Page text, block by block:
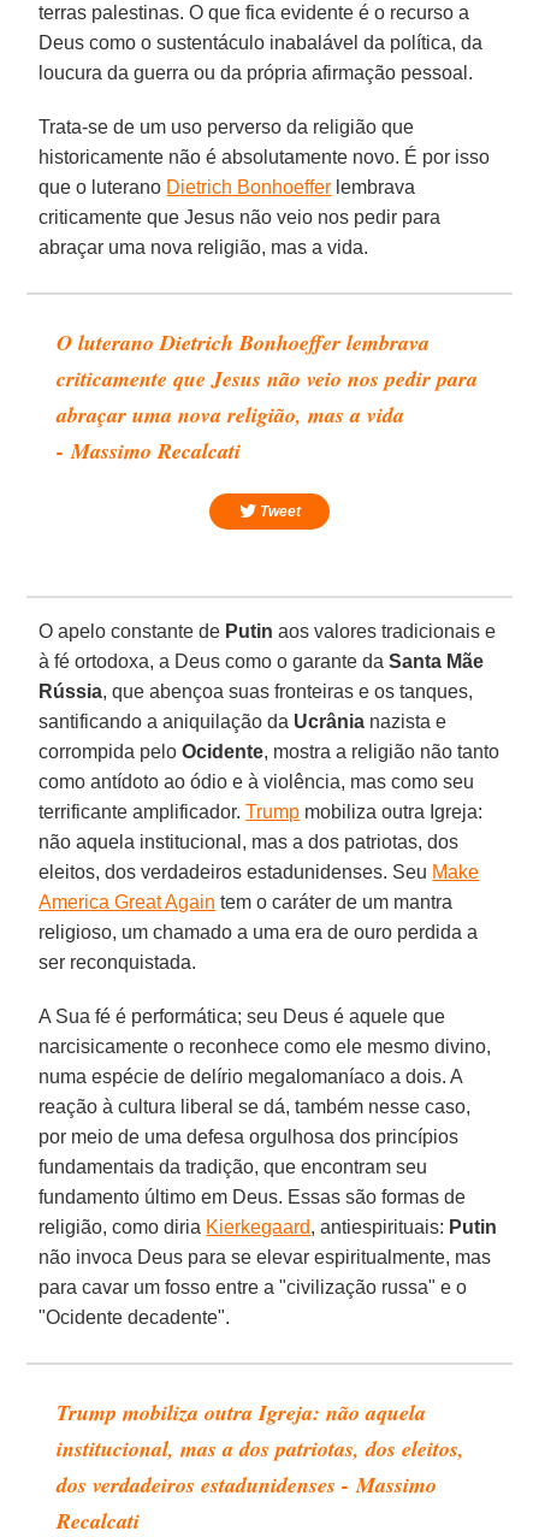
terras palestinas. O que fica evidente é o recurso a
Deus como o sustentáculo inabalável da política, da
loucura da guerra ou da própria afirmação pessoal.
Trata-se de um uso perverso da religião que
historicamente não é absolutamente novo. É por isso
que o luterano Dietrich Bonhoeffer lembrava
criticamente que Jesus não veio nos pedir para
abraçar uma nova religião, mas a vida.
O luterano Dietrich Bonhoeffer lembrava
criticamente que Jesus não veio nos pedir para
abraçar uma nova religião, mas a vida
- Massimo Recalcati
Tweet
O apelo constante de Putin aos valores tradicionais e
à fé ortodoxa, a Deus como o garante daSanta Mãe
Rússia, que abençoa suas fronteiras e os tanques,
santificando a aniquilação da Ucrânia nazista e
corrompida peloOcidente, mostra a religião não tanto
como antídoto ao ódio e à violência, mas como seu
terrificante amplificador.Trump mobiliza outra Igreja:
não aquela institucional, mas a dos patriotas, dos
eleitos, dos verdadeiros estadunidenses. Seu Make
America Great Again tem o caráter de um mantra
religioso, um chamado a uma era de ouro perdida a
ser reconquistada.
A Sua fé é performática; seu Deus é aquele que
narcisicamente o reconhece como ele mesmo divino,
numa espécie de delírio megalomaníaco a dois. A
reação à cultura liberal se dá, também nesse caso,
por meio de uma defesa orgulhosa dos princípios
fundamentais da tradição, que encontram seu
fundamento último em Deus. Essas são formas de
religião, como diria Kierkegaard, antiespirituais: Putin
não invoca Deus para se elevar espiritualmente, mas
para cavar um fosso entre a "civilização russa" e o
"Ocidente decadente".
Trump mobiliza outra Igreja: não aquela
institucional, mas a dos patriotas, dos eleitos,
dos verdadeiros estadunidenses - Massimo
Recalcati